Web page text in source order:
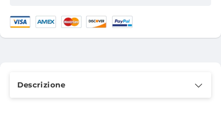
Descrizione